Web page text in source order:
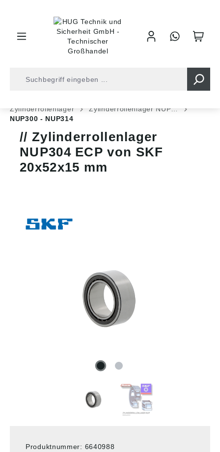
Zylinderrollenlager
Zylinderrollenlager NUP…
NUP300 - NUP314
Zylinderrollenlager
NUP304 ECP von SKF
20x52x15 mm
Produktnummer: 6640988